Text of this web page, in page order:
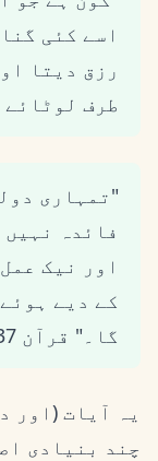
اسے کئی
رزق دیتا
طرف لوٹائے
"تمہاری
فائدہ
اور نیک
کے دیے
گا۔" قرآن 34:37
یہ آیات (اور
چند بنیادی